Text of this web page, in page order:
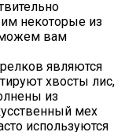
некоторые из
вам
являются
хвосты лис,
из
мех
используются